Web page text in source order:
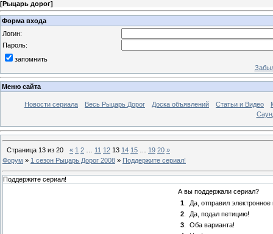
[Рыцарь дорог]
Форма входа
Логин:
Пароль:
запомнить
Меню сайта
Новости сериала Весь Рыцарь Дорог Доска объявлений Статьи и Видео
Страница 13 из 20 « 1 2 11 12 13 14 15 19 20 »
Форум » 1 сезон Рыцарь Дорог 2008 » Поддержите сериал!
Поддержите сериал!
А вы поддержали сериал?
1.
Да, отправил
2.
Да, подал петицию!
3.
Оба варианта!